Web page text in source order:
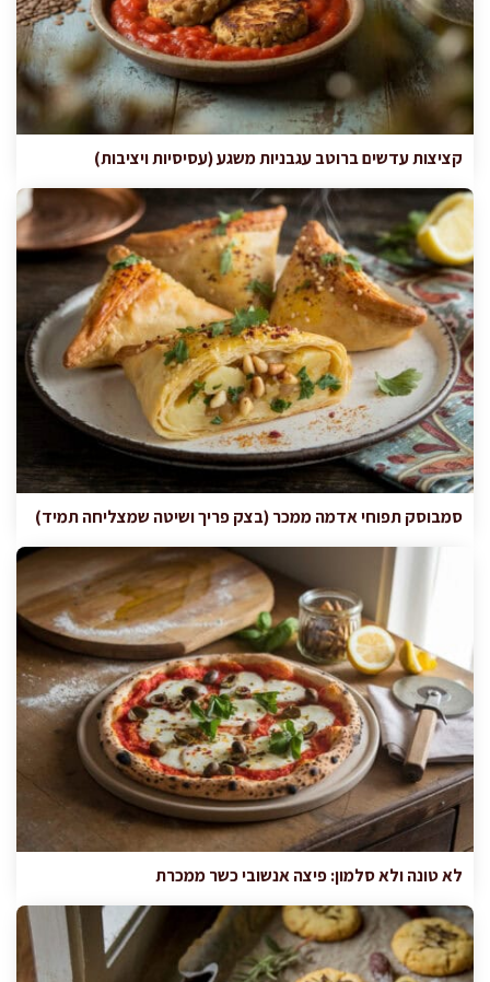
קציצות עדשים ברוטב עגבניות משגע (עסיסיות ויציבות)
סמבוסק תפוחי אדמה ממכר (בצק פריך ושיטה שמצליחה תמיד)
לא טונה ולא סלמון: פיצה אנשובי כשר ממכרת